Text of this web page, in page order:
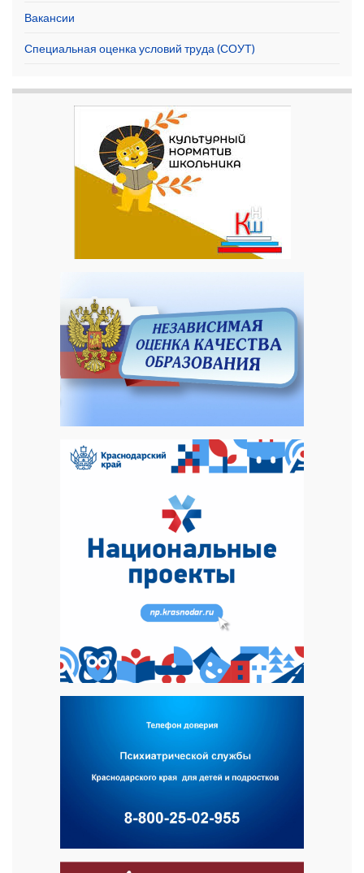
Вакансии
Специальная оценка условий труда (СОУТ)